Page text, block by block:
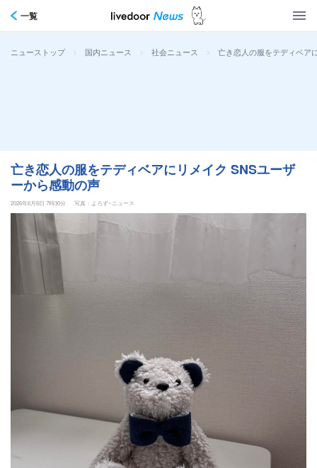
一覧
ニューストップ > 国内ニュース > 社会ニュース > 亡き恋人の服をテディベア
亡き恋人の服をテディベアにリメイク SNSユーザ
ーから感動の声
2026年6月6日 7時30分 写真：よろず~ニュース